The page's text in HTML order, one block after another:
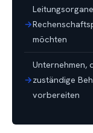
möchten
Unternehmen,
zuständige
vorbereiten